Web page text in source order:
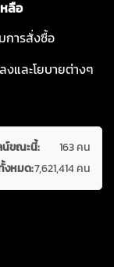
ลือ
การสั่งซื้อ
และโยบายต่างๆ
น์ขณะนี้:
163 คน
งหมด:7,621,414 คน